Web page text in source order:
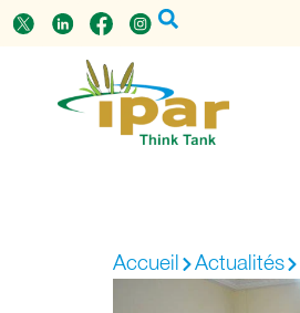
Accueil Actualités